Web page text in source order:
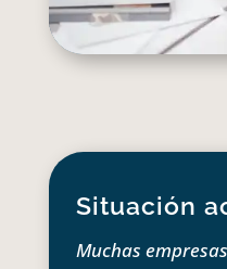
Situación
Muchas